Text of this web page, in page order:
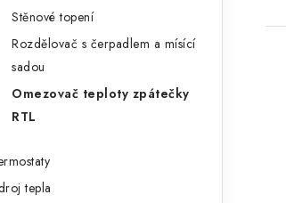
Stěnové topení
Rozdělovač s čerpadlem a mísící
sadou
Omezovač teploty zpátečky
RTL
tepla